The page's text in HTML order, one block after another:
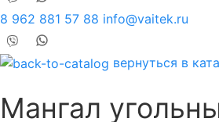
8 962 881 57 88 info@vaitek.ru
вернуться в
Мангал